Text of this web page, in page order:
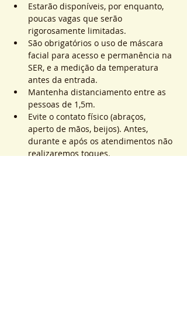
Estarão disponíveis, por enquanto,
poucas vagas que serão
rigorosamente limitadas.
São obrigatórios o uso de máscara
facial para acesso e permanência na
SER, e a medição da temperatura
antes da entrada.
Mantenha distanciamento entre as
pessoas de 1,5m.
Evite o contato físico (abraços,
aperto de mãos, beijos). Antes,
durante e após os atendimentos não
realizaremos toques.